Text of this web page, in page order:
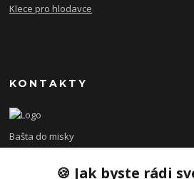
Klece pro hlodavce
KONTAKTY
Bašta do misky
+420 608 479 610🍪 Jak byste rádi